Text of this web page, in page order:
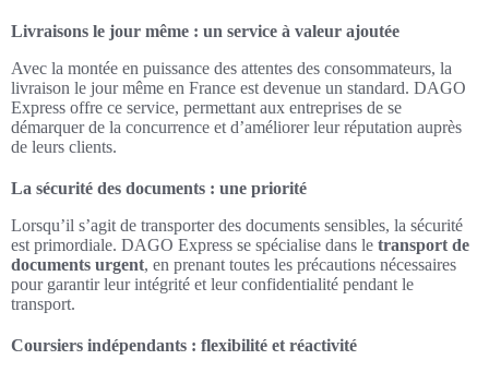
Livraisons le jour même : un service à valeur ajoutée
Avec la montée en puissance des attentes des consommateurs, la
livraison le jour même en France est devenue un standard. DAGO
Express offre ce service, permettant aux entreprises de se
démarquer de la concurrence et d’améliorer leur réputation auprès
de leurs clients.
La sécurité des documents : une priorité
Lorsqu’il s’agit de transporter des documents sensibles, la sécurité
est primordiale. DAGO Express se spécialise dans le transport de
documents urgent, en prenant toutes les précautions nécessaires
pour garantir leur intégrité et leur confidentialité pendant le
transport.
Coursiers indépendants : flexibilité et réactivité